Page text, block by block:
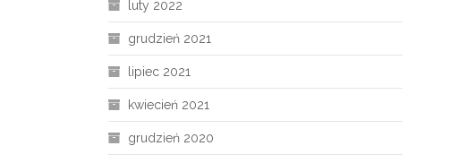
luty 2022
grudzień 2021
lipiec 2021
kwiecień 2021
grudzień 2020